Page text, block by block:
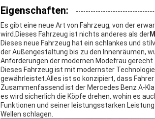
Eigenschaften:
Es gibt eine neue Art von Fahrzeug, von der
wird.Dieses Fahrzeug ist nichts anderes als der
Dieses neue Fahrzeug hat ein schlankes und
der Außengestaltung bis zu den Innenräumen,
Anforderungen der modernen Modefrau gerecht
Dieses Fahrzeug ist mit modernster
gewährleistet.Alles ist so konzipiert, dass
Zusammenfassend ist der Mercedes Benz A-
es wird sicherlich die Köpfe drehen, wohin es
Funktionen und seiner leistungsstarken
Wellen schlagen.